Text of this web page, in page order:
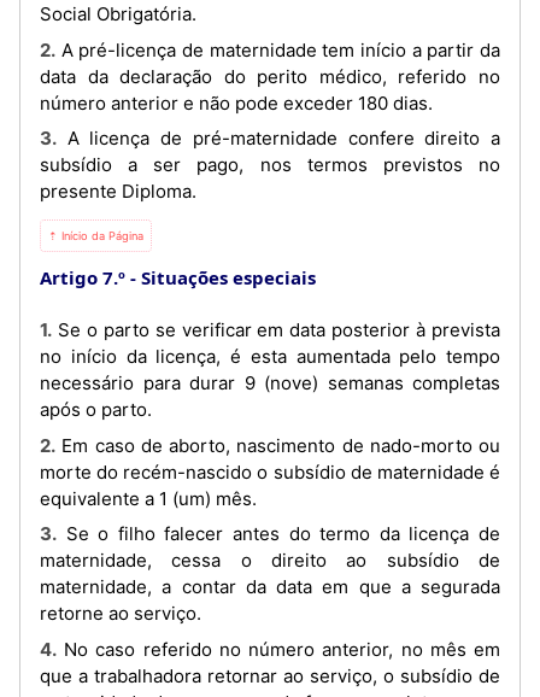
Social Obrigatória.
2. A pré-licença de maternidade tem início a partir da
data da declaração do perito médico, referido no
número anterior e não pode exceder 180 dias.
3. A licença de pré-maternidade confere direito a
subsídio a ser pago, nos termos previstos no
presente Diploma.
⇡ Início da Página
Artigo 7.º Situações especiais
1. Se o parto se verificar em data posterior à prevista
no início da licença, é esta aumentada pelo tempo
necessário para durar 9 (nove) semanas completas
após o parto.
2. Em caso de aborto, nascimento de nado-morto ou
morte do recém-nascido o subsídio de maternidade é
equivalente a 1 (um) mês.
3. Se o filho falecer antes do termo da licença de
maternidade, cessa o direito ao subsídio de
maternidade, a contar da data em que a segurada
retorne ao serviço.
4. No caso referido no número anterior, no mês em
que a trabalhadora retornar ao serviço, o subsídio de